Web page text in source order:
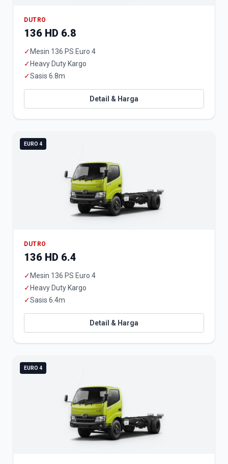
DUTRO
136 HD 6.8
✓ Mesin 136 PS Euro 4
✓ Heavy Duty Kargo
✓Sasis 6.8m
Detail & Harga
EURO 4
DUTRO
136 HD 6.4
✓ Mesin 136 PS Euro 4
✓ Heavy Duty Kargo
✓Sasis 6.4m
Detail & Harga
EURO 4